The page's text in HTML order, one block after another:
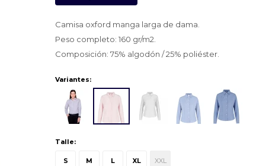
Camisa oxford manga larga de dama.
Peso completo: 160 gr/m2.
Composición: 75% algodón / 25% poliéster.
Variantes:
Talle:
S M L XL XXL